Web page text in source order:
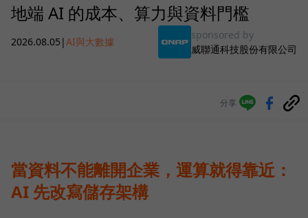
地端 AI 的成本、算力與資料門檻
2026.08.05 |AI與大數據
sponsored by
威聯通科技股份有限公司
分享
當資料不能離開企業，運算就得靠近：
AI 先改寫儲存架構